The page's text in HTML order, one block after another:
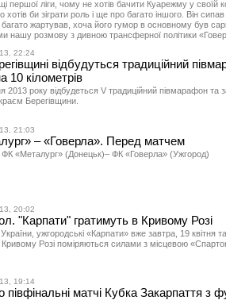
першої ліги, чому не хотів бачити Куарежму у своїй
хотів би зіграти роль і ще про багато іншого. Він
багато жартував, хоча його гумор в основному був
нашу розмову з дивною трансферної політики
22:24
відбудуться традиційний
10 кілометрів
2013 року відбудеться V традиційний півмарафон та
Берегівщини.
21:03
– «Говерла». Перед матчем
ФК «Металург» (Донецьк)– ФК «Говерла» (Ужгород)
20:02
"Карпати" гратимуть в Кривому Розі
ужгородські «Карпати» вже завтра, 19 квітня
Кривому Розі поміряються силами з місцевою
19:14
півфінальні матчі Кубка Закарпаття з